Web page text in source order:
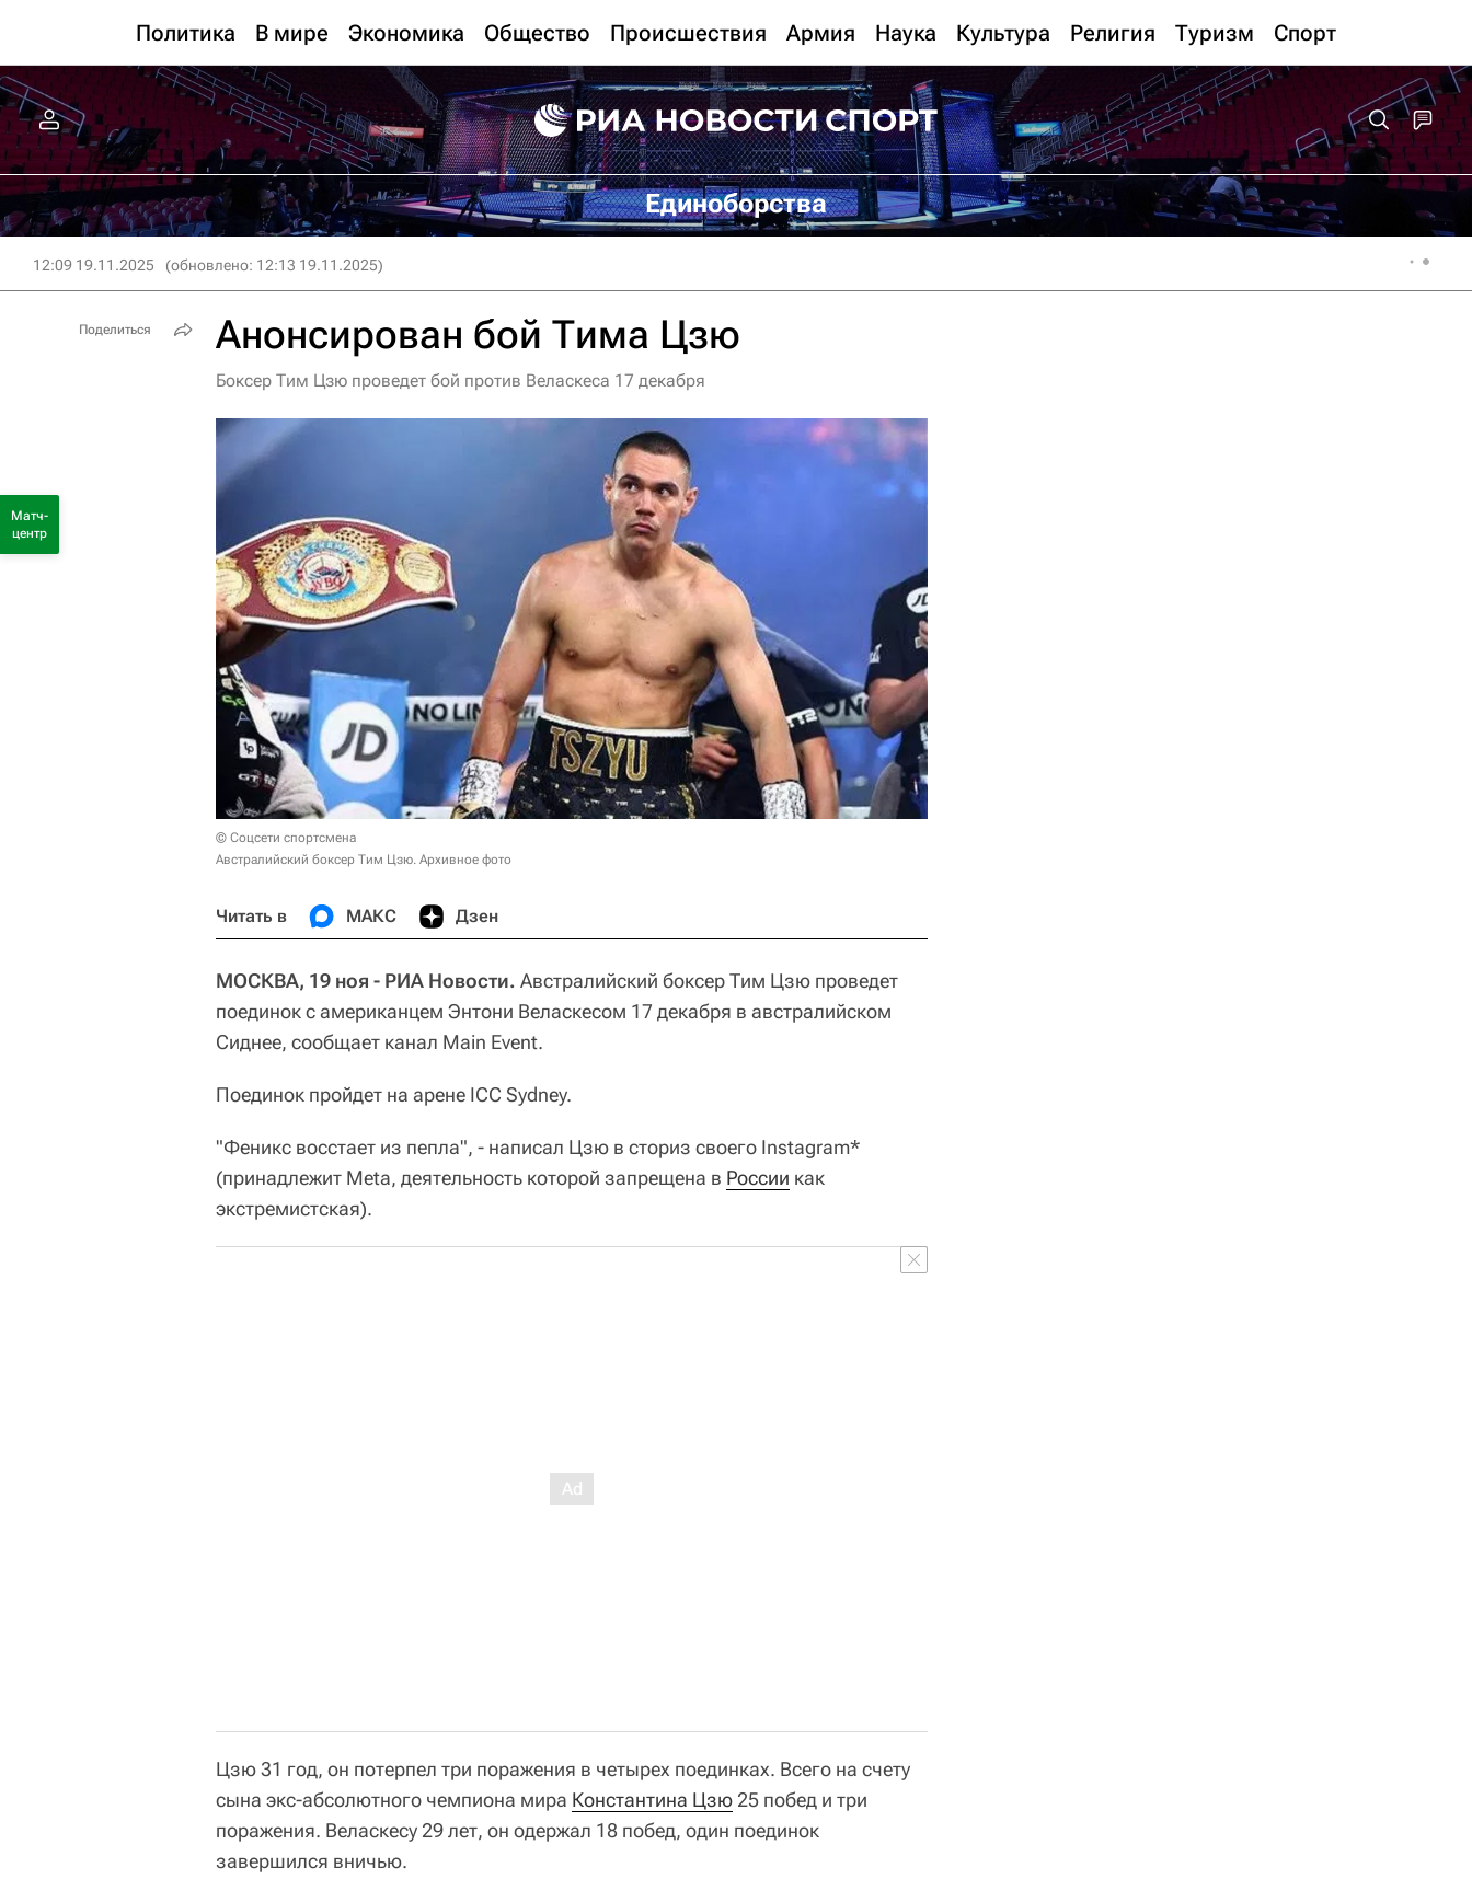
Политика В мире Экономика Общество Происшествия Армия Наука Культура Религия Туризм Спорт
Единоборства
12:09 19.11.2025 (обновлено: 12:13 19.11.2025)
Анонсирован бой Тима Цзю
Боксер Тим Цзю проведет бой против Веласкеса 17 декабря
© Соцсети спортсмена
Австралийский боксер Тим Цзю. Архивное фото
Читать в МАКС Дзен
МОСКВА, 19 ноя - РИА Новости. Австралийский боксер Тим Цзю проведет
поединок с американцем Энтони Веласкесом 17 декабря в австралийском
Сиднее, сообщает канал Main Event.
Поединок пройдет на арене ICC Sydney.
"Феникс восстает из пепла", - написал Цзю в сториз своего Instagram*
(принадлежит Meta, деятельность которой запрещена в России как
экстремистская).
Цзю 31 год, он потерпел три поражения в четырех поединках. Всего на счету
сына экс-абсолютного чемпиона мира Константина Цзю 25 побед и три
поражения. Веласкесу 29 лет, он одержал 18 побед, один поединок
завершился вничью.
Поделиться
Матч-
центр